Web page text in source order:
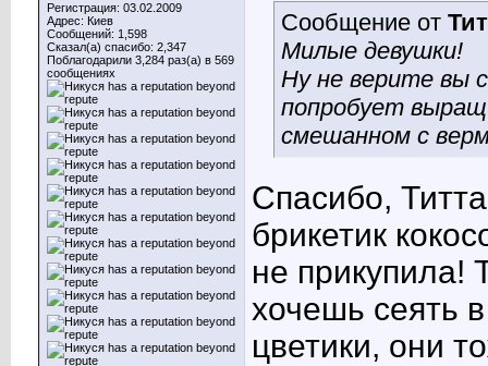
Регистрация: 03.02.2009
Адрес: Киев
Сообщений: 1,598
Сказал(а) спасибо: 2,347
Поблагодарили 3,284 раз(а) в 569
сообщениях
Сообщение от
Милые девушки!
Ну не верите вы
попробует
смешанном с
Спасибо,
брикетик
не прикупила!
хочешь сеять
цветики, они